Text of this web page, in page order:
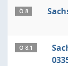
Ö 8
Ö 8.1